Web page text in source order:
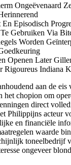
Ongeëvenaard
Episodisch
Gebruiken Via
Worden
Openen Later
Rigoureus Indiana
aan de
chopion om
direct
Philippijns
en financiële
waarde
ongeveer